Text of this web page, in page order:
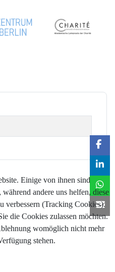
Einige von ihnen sind
andere uns helfen, diese
verbessern (Tracking Cookies).
die Cookies zulassen möchten.
womöglich nicht mehr
stehen.